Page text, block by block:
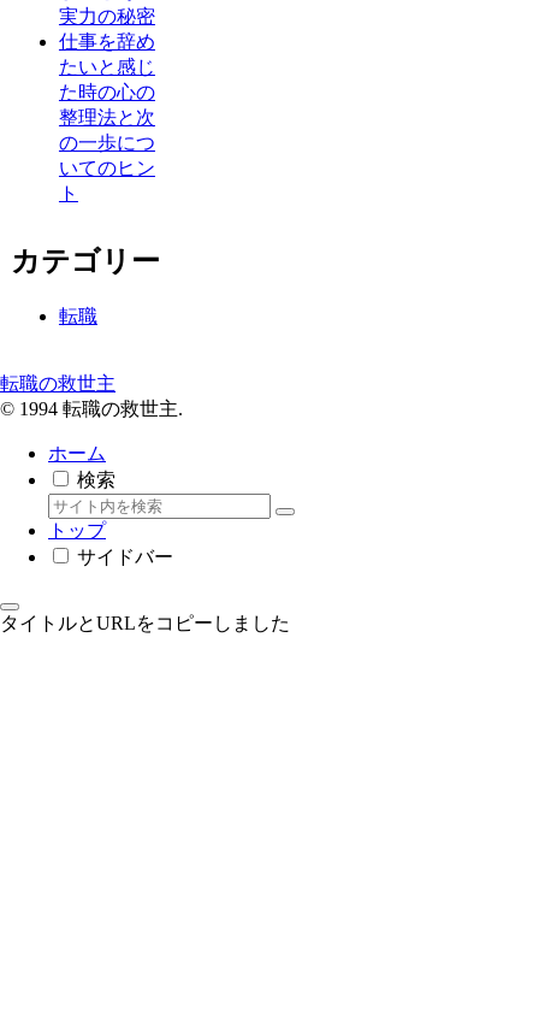
実力の秘密
仕事を辞め
たいと感じ
た時の心の
整理法と次
の一歩につ
いてのヒン
ト
カテゴリー
転職
転職の救世主
© 1994 転職の救世主.
ホーム
検索
トップ
サイドバー
タイトルとURLをコピーしました